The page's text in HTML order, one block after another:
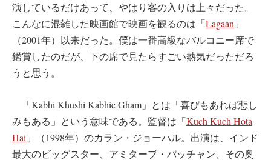
演しているだけあって、やはり客の入りは上々だった。
こんなに混雑した映画館で映画を観るのは「Lagaan 」
（2001年）以来だった。僕は一番高級なバルコニー席で
鑑賞したのだが、下の席で見たらすごい熱気だっただろ
うと思う。
「Kabhi Khushi Kabhie Gham」とは「喜びもあれば悲し
みもある」という意味である。監督は「Kuch Kuch Hota
Hai 」（1998年）のカラン・ジョーハル。出演は、インド
最大のビッグスター、アミターブ・バッチャン、その奥